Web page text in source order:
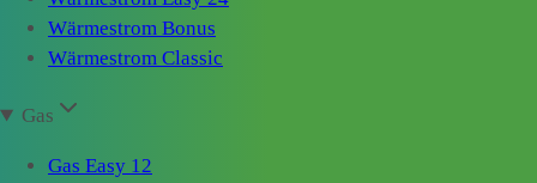
Wärmestrom Bonus
Wärmestrom Classic
Gas
Gas Easy 12